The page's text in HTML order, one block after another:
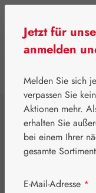
⌂
L-
GPH
Jetzt für
anmelden
Melden Sie sich
verpassen Sie
Aktionen mehr.
erhalten Sie
bei einem Ihrer
gesamte
E-Mail-Adresse *